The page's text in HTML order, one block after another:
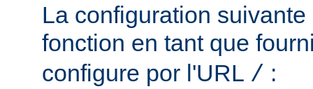
La configuration
fonction en tant que
configure por l'URL / :